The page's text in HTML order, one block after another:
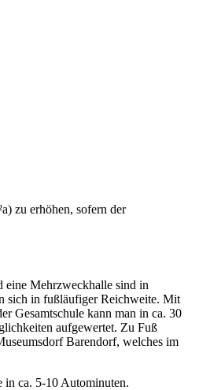
zu erhöhen, sofern der
eine Mehrzweckhalle sind in
sich in fußläufiger Reichweite. Mit
Gesamtschule kann man in ca. 30
aufgewertet. Zu Fuß
Barendorf, welches im
in ca. 5-10 Autominuten.